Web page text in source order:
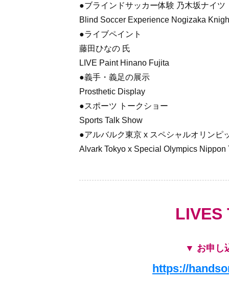
●ブラインドサッカー体験 乃木坂ナイツ
Blind Soccer Experience Nogizaka
●ライブペイント
藤田ひなの 氏
LIVE Paint Hinano Fujita
●義手・義足の展示
Prosthetic Display
●スポーツ トークショー
Sports Talk Show
●アルバルク東京 x スペシャルオリンピ
Alvark Tokyo x Special Olympics
LIVES
▼ お申し
https://